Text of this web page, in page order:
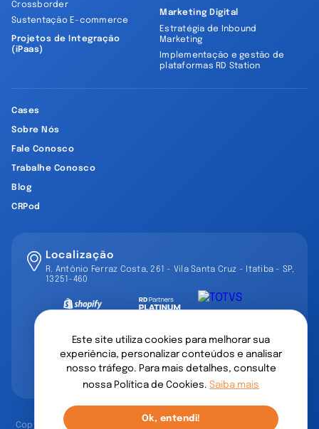
Este site utiliza cookies para melhorar sua
experiência, personalizar conteúdos e analisar
nosso tráfego. Para mais detalhes, consulte
nossa Política de Cookies. Saiba mais
Ok, entendi!
Crossborder
Sustentação E-commerce
Projetos de Integração
(iPaas)
Marketing Digital
Estratégia de Inbound
Marketing
Implementação e gestão de
plataformas RD Station
Cases
Sobre Nós
Fale Conosco
Trabalhe Conosco
Blog
CRPod
Localização
R. Antônio Ferraz Costa, 261 - Vila Santa Cruz - Itatiba - SP,
13251-460
Copyright © 2002-2026 CRP Mango. Todos os direitos reservados.